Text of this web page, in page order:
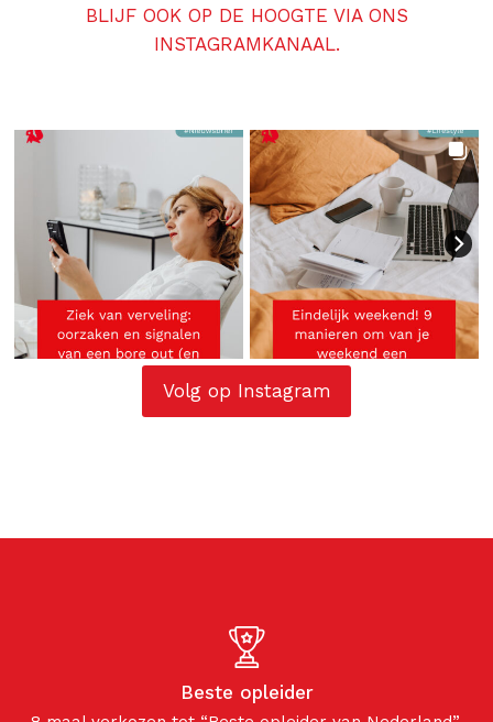
BLIJF OOK OP DE HOOGTE VIA ONS
INSTAGRAMKANAAL.
Volg op Instagram
Beste opleider